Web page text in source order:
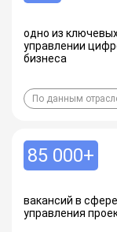
одно из
управлении
бизнеса
По данным
85 000+
вакансий в
управления